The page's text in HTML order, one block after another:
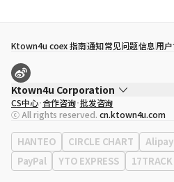
Ktown4u coex 指南通知常见问题信息用
Ktown4u Corporation
代表
宋効珉
营业执照 120-87-71116
公司地址 首尔特别市 江南区 岭东大路 513
CS中心 合作咨询 批发咨询
ⓒ All rights reserved. cn.ktown4u.com
HANTEO CIRCLE CHART Alipay
PayPal
YTO EXPRESS 17TRACK